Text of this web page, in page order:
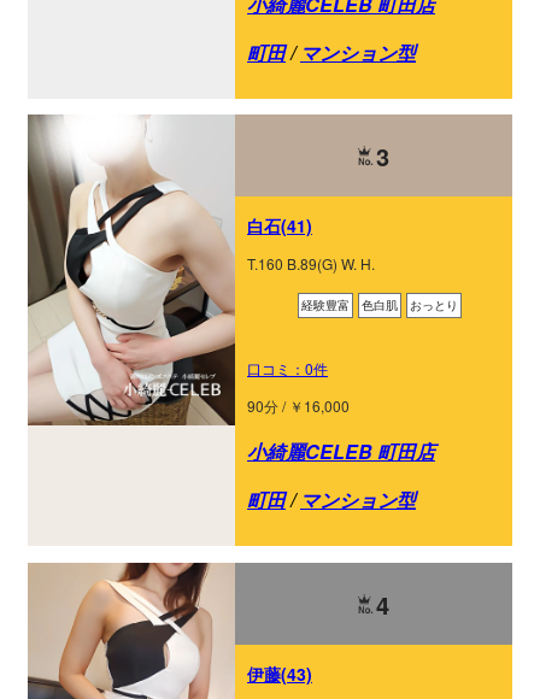
町田/ マンション型
3
白石(41)
T.160 B.89(G) W. H.
経験豊富 色白肌 おっとり
口コミ：0件
90分 / ￥16,000
小綺麗CELEB 町田店
町田/ マンション型
4
伊藤(43)